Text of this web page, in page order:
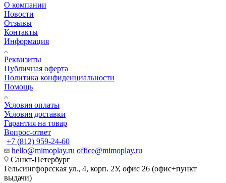
О компании
Новости
Отзывы
Контакты
Информация
Реквизиты
Публичная оферта
Политика конфиденциальности
Помощь
Условия оплаты
Условия доставки
Гарантия на товар
Вопрос-ответ
+7 (812) 959-24-60
hello@mimoplay.ru office@mimoplay.ru
Санкт-Петербург
Гельсингфорсская ул., 4, корп. 2У, офис 26 (офис+пункт
выдачи)